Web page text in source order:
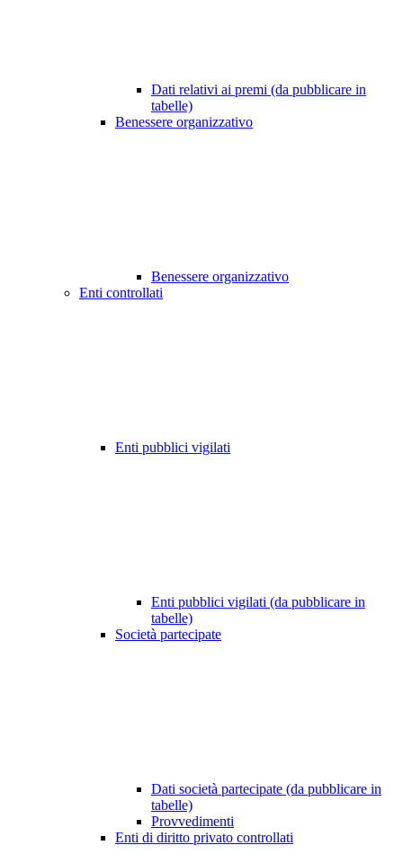
Dati relativi ai premi (da pubblicare in
tabelle)
Benessere organizzativo
Benessere organizzativo
Enti controllati
Enti pubblici vigilati
Enti pubblici vigilati (da pubblicare in
tabelle)
Società partecipate
Dati società partecipate (da pubblicare in
tabelle)
Provvedimenti
Enti di diritto privato controllati